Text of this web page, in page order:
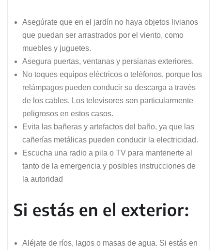
Asegúrate que en el jardín no haya objetos livianos
que puedan ser arrastrados por el viento, como
muebles y juguetes.
Asegura puertas, ventanas y persianas exteriores.
No toques equipos eléctricos o teléfonos, porque los
relámpagos pueden conducir su descarga a través
de los cables. Los televisores son particularmente
peligrosos en estos casos.
Evita las bañeras y artefactos del baño, ya que las
cañerías metálicas pueden conducir la electricidad.
Escucha una radio a pila o TV para mantenerte al
tanto de la emergencia y posibles instrucciones de
la autoridad
Si estás en el exterior:
Aléjate de ríos, lagos o masas de agua. Si estás en